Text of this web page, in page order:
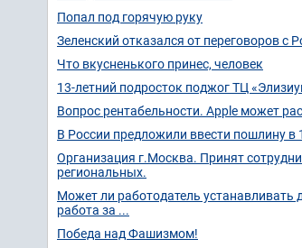
Попал под горячую руку
Зеленский отказался от переговоров с
Что вкусненького принес, человек
13-летний подросток поджог ТЦ
Вопрос рентабельности. Apple может
В России предложили ввести пошлину в
Организация г.Москва. Принят
региональных.
Может ли работодатель
работа за ...
Победа над Фашизмом!